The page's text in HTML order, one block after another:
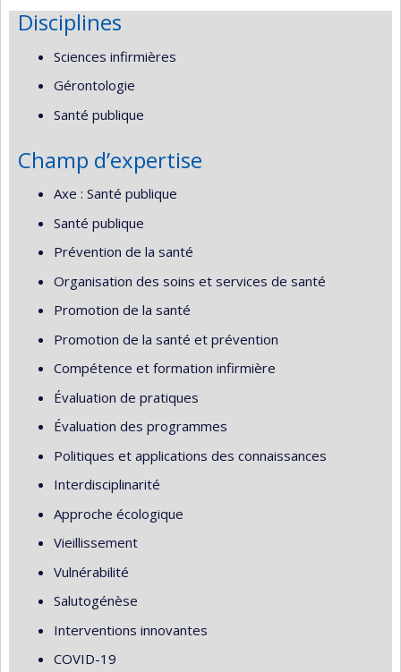
Disciplines
Sciences infirmières
Gérontologie
Santé publique
Champ d’expertise
Axe : Santé publique
Santé publique
Prévention de la santé
Organisation des soins et services de santé
Promotion de la santé
Promotion de la santé et prévention
Compétence et formation infirmière
Évaluation de pratiques
Évaluation des programmes
Politiques et applications des connaissances
Interdisciplinarité
Approche écologique
Vieillissement
Vulnérabilité
Salutogénèse
Interventions innovantes
COVID-19